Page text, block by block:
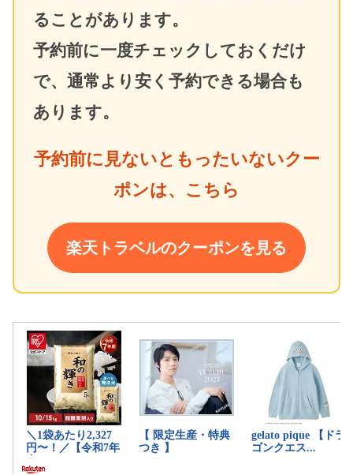
ることがあります。
予約前に一度チェックしておくだけ
で、通常より安く予約できる場合も
あります。
予約前に見ないともったいないクー
ポンは、こちら
楽天トラベルのクーポンを見る